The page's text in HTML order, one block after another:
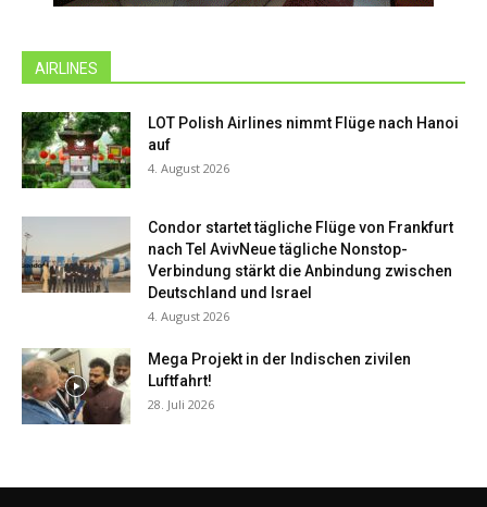
AIRLINES
LOT Polish Airlines nimmt Flüge nach Hanoi
auf
4. August 2026
Condor startet tägliche Flüge von Frankfurt
nach Tel AvivNeue tägliche Nonstop-
Verbindung stärkt die Anbindung zwischen
Deutschland und Israel
4. August 2026
Mega Projekt in der Indischen zivilen
Luftfahrt!
28. Juli 2026